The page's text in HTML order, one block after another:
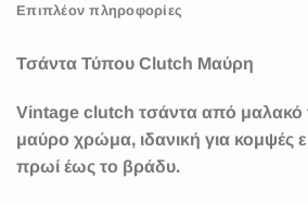
Επιπλέον πληροφορίες
Τσάντα Τύπου Clutch Μαύρη
Vintage clutch τσάντα από μαλακό
μαύρο χρώμα, ιδανική για κομψές
πρωί έως το βράδυ.